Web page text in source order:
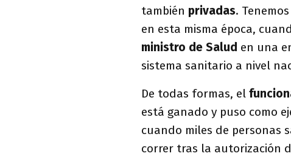
también privadas.
en esta misma época,
ministro de Salud en una
sistema sanitario a nivel
De todas formas, el
está ganado y puso como
cuando miles de personas
correr tras la autorización